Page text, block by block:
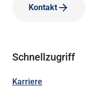
Kontakt
Schnellzugriff
Karriere